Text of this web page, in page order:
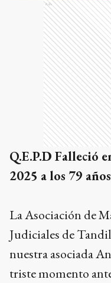
Ads
Q.E.P.D Falleció
2025 a los 79 años
La Asociación de
Judiciales de
nuestra asociada
triste momento